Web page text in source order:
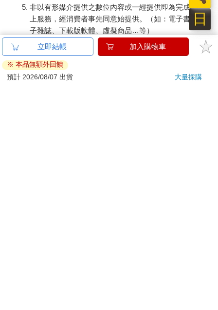
非以有形媒介提供之數位內容或一經提供即為完成之線
上服務，經消費者事先同意始提供。（如：電子書、電
子雜誌、下載版軟體、虛擬商品…等）
已拆封之個人衛生用品。（如：內衣褲、刮鬍刀、除毛
刀…等）
若非上列種類商品，均享有到貨7天的猶豫期（含例假
日）。
日